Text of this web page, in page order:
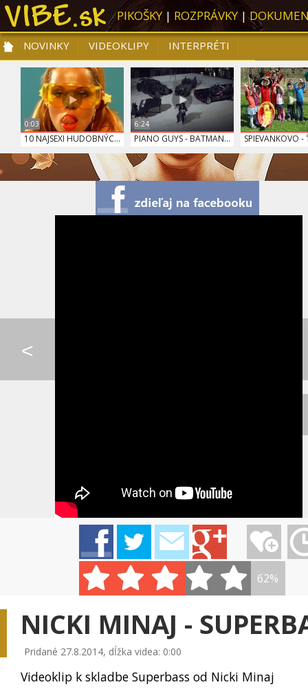
PIKOŠKY| ROZPRÁVKY|
NOVINKY
NOVINKY VIDEOKLIPY
INTERPRÉTI
PRE DETI
SLOVENSKÁ HUDBA TOP 10
0:03
10 NAJSEXI HUDOBNÝC...
6:24
PIANO GUYS - BATMAN... SPIEVANKOVO -
LORDE - TEAM
<
62%
NICKI MINAJ -
Pridané 27.8.2014, dĺžka videa: 0:00
Videoklip k skladbe Superbass od Nicki Minaj